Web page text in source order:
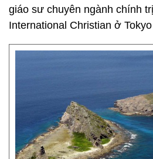
giáo sư chuyên ngành chính
International Christian ở